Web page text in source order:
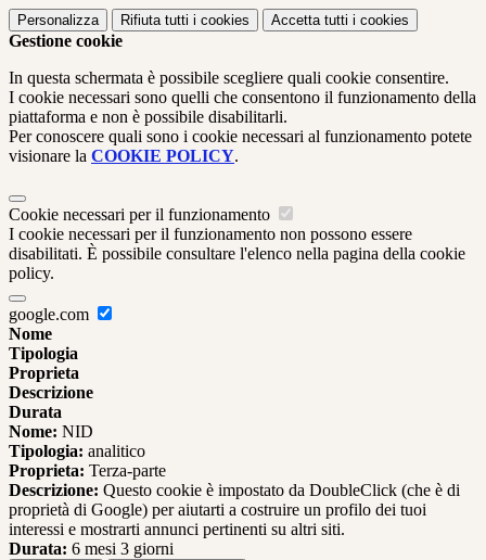
Personalizza Rifiuta tutti i cookies Accetta tutti i cookies
Gestione cookie
In questa schermata è possibile scegliere quali cookie consentire.
I cookie necessari sono quelli che consentono il funzionamento della
piattaforma e non è possibile disabilitarli.
Per conoscere quali sono i cookie necessari al funzionamento potete
visionare la COOKIE POLICY.
Cookie necessari per il funzionamento
I cookie necessari per il funzionamento non possono essere
disabilitati. È possibile consultare l'elenco nella pagina della cookie
policy.
google.com
Nome
Tipologia
Proprieta
Descrizione
Durata
Nome: NID
Tipologia: analitico
Proprieta: Terza-parte
Descrizione: Questo cookie è impostato da DoubleClick (che è di
proprietà di Google) per aiutarti a costruire un profilo dei tuoi
interessi e mostrarti annunci pertinenti su altri siti.
Durata: 6 mesi 3 giorni